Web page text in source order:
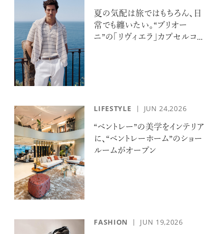
夏の気配は旅ではもちろん、日
常でも纏いたい。“ブリオー
ニ”の「リヴィエラ」カプセルコレ
LIFESTYLE JUN 24,2026
“ベントレー”の美学をインテリア
に、“ベントレーホーム”のショー
ルームがオープン
FASHION JUN 19,2026